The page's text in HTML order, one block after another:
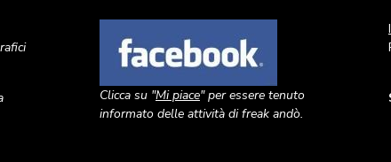
Clicca su "Mi piace" per essere tenuto
informato delle attività di freak andò.